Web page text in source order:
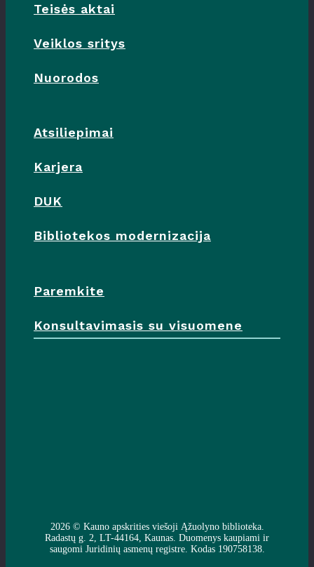
Teisės aktai
Veiklos sritys
Nuorodos
Atsiliepimai
Karjera
DUK
Bibliotekos modernizacija
Paremkite
Konsultavimasis su visuomene
2026 © Kauno apskrities viešoji Ąžuolyno biblioteka.
Radastų g. 2, LT-44164, Kaunas. Duomenys kaupiami ir
saugomi Juridinių asmenų registre. Kodas 190758138.